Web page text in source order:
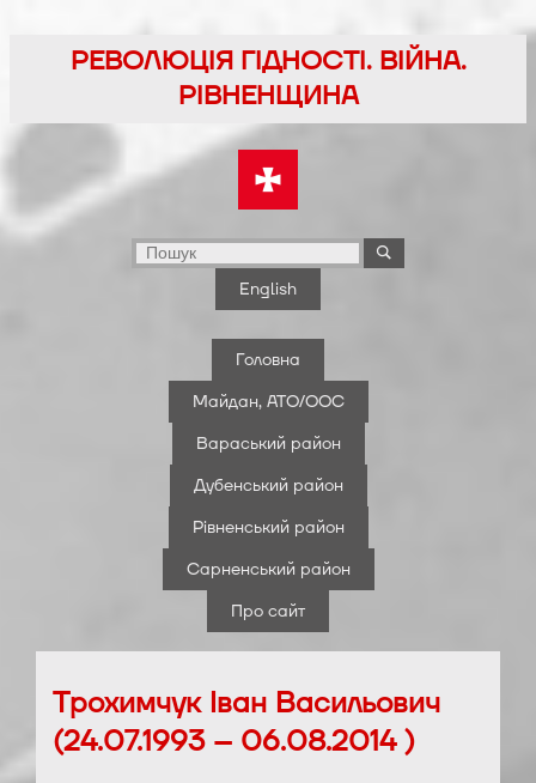
РЕВОЛЮЦІЯ ГІДНОСТІ. ВІЙНА.
РІВНЕНЩИНА
English
Головна
Майдан, АТО/ООС
Вараський район
Дубенський район
Рівненський район
Сарненський район
Про сайт
Трохимчук Іван Васильович
(24.07.1993 – 06.08.2014 )